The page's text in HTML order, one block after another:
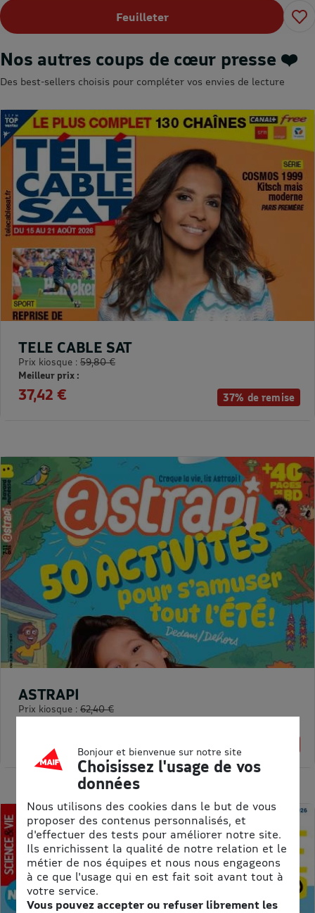
Feuilleter
Nos autres coups de cœur presse ❤️
Des best-sellers choisis pour compléter vos envies de lecture
37% de remise
TELE CABLE SAT
Prix kiosque : 59,80 €
Meilleur prix :
37,42 €
ASTRAPI
Prix kiosque : 62,40 €
Bonjour et bienvenue sur notre site
Choisissez l'usage de vos
données
Nous utilisons des cookies dans le but de vous
proposer des contenus personnalisés, et
d'effectuer des tests pour améliorer notre site.
Ils enrichissent la qualité de notre relation et le
métier de nos équipes et nous nous engageons
à ce que l'usage qui en est fait soit avant tout à
votre service.
Vous pouvez accepter ou refuser librement les